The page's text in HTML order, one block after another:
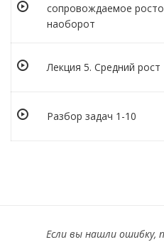
сопровождаемое
наоборот
Лекция 5. Средний рост
Разбор задач 1-10
Если вы нашли ошибку,